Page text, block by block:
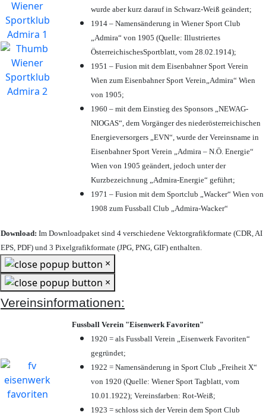
wurde aber kurz darauf in Schwarz-Weiß geändert;
1914 – Namensänderung in Wiener Sport Club
„Admira“ von 1905 (Quelle: Illustriertes
ÖsterreichischesSportblatt, vom 28.02.1914);
1951 – Fusion mit dem Eisenbahner Sport Verein
Wien zum Eisenbahner Sport Verein„Admira“ Wien
von 1905;
1960 – mit dem Einstieg des Sponsors „NEWAG-
NIOGAS“, dem Vorgänger des niederösterreichischen
Energieversorgers „EVN“, wurde der Vereinsname in
Eisenbahner Sport Verein „Admira – N.Ö. Energie“
Wien von 1905 geändert, jedoch unter der
Kurzbezeichnung „Admira-Energie“ geführt;
1971 – Fusion mit dem Sportclub „Wacker“ Wien von
1908 zum Fussball Club „Admira-Wacker“
Download: Im Downloadpaket sind 4 verschiedene Vektorgrafikformate (CDR, AI
EPS, PDF) und 3 Pixelgrafikformate (JPG, PNG, GIF) enthalten.
×
×
Vereinsinformationen:
Fussball Verein "Eisenwerk Favoriten"
1920 = als Fussball Verein „Eisenwerk Favoriten“
gegründet;
1922 = Namensänderung in Sport Club „Freiheit X“
von 1920 (Quelle: Wiener Sport Tagblatt, vom
10.01.1922); Vereinsfarben: Rot-Weiß;
1923 = schloss sich der Verein dem Sport Club